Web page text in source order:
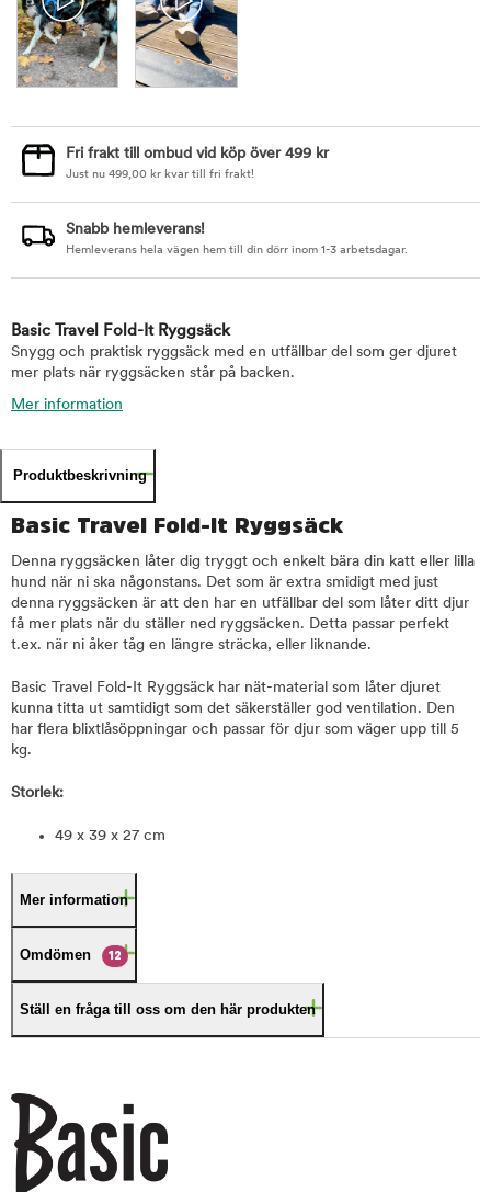
Fri frakt till ombud vid köp över 499 kr
Just nu 499,00 kr kvar till fri frakt!
Snabb hemleverans!
Hemleverans hela vägen hem till din dörr inom 1-3 arbetsdagar.
Basic Travel Fold-It Ryggsäck
Snygg och praktisk ryggsäck med en utfällbar del som ger djuret
mer plats när ryggsäcken står på backen.
Mer information
Produktbeskrivning
Basic Travel Fold-It Ryggsäck
Denna ryggsäcken låter dig tryggt och enkelt bära din katt eller lilla
hund när ni ska någonstans. Det som är extra smidigt med just
denna ryggsäcken är att den har en utfällbar del som låter ditt djur
få mer plats när du ställer ned ryggsäcken. Detta passar perfekt
t.ex. när ni åker tåg en längre sträcka, eller liknande.
Basic Travel Fold-It Ryggsäck har nät-material som låter djuret
kunna titta ut samtidigt som det säkerställer god ventilation. Den
har flera blixtlåsöppningar och passar för djur som väger upp till 5
kg.
Storlek:
49 x 39 x 27 cm
Mer information
Omdömen 12
Ställ en fråga till oss om den här produkten